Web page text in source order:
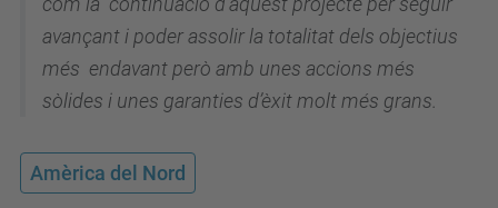
avançant i poder assolir la totalitat dels objectius
més endavant però amb unes accions més
sòlides i unes garanties d’èxit molt més grans.
Amèrica del Nord